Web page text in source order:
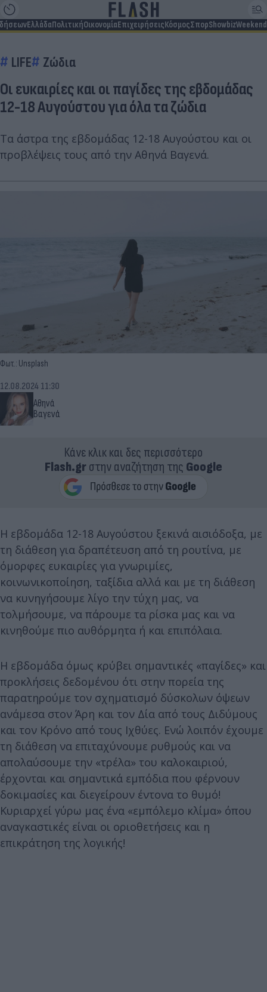
ΕλλάδαΠολιτικήΟικονομίαΕπιχειρήσειςΚόσμοςΣπορShowbizWeekend
LIFE Ζώδια
Οι ευκαιρίες και οι παγίδες της εβδομάδας
12-18 Αυγούστου για όλα τα ζώδια
Τα άστρα της εβδομάδας 12-18 Αυγούστου και οι
προβλέψεις τους από την Αθηνά Βαγενά.
Φωτ.: Unsplash
Αθηνά
Βαγενά
12.08.2024 11:30
Κάνε κλικ και δες περισσότερο
Flash.grστην αναζήτηση της Google
Η εβδομάδα 12-18 Αυγούστου ξεκινά αισιόδοξα, με
τη διάθεση για δραπέτευση από τη ρουτίνα, με
όμορφες ευκαιρίες για γνωριμίες,
κοινωνικοποίηση, ταξίδια αλλά και με τη διάθεση
να κυνηγήσουμε λίγο την τύχη μας, να
τολμήσουμε, να πάρουμε τα ρίσκα μας και να
κινηθούμε πιο αυθόρμητα ή και επιπόλαια.
Η εβδομάδα όμως κρύβει σημαντικές «παγίδες» και
προκλήσεις δεδομένου ότι στην πορεία της
παρατηρούμε τον σχηματισμό δύσκολων όψεων
ανάμεσα στον Άρη και τον Δία από τους Διδύμους
και τον Κρόνο από τους Ιχθύες. Ενώ λοιπόν έχουμε
τη διάθεση να επιταχύνουμε ρυθμούς και να
απολαύσουμε την «τρέλα» του καλοκαιριού,
έρχονται και σημαντικά εμπόδια που φέρνουν
δοκιμασίες και διεγείρουν έντονα το θυμό!
Κυριαρχεί γύρω μας ένα «εμπόλεμο κλίμα» όπου
αναγκαστικές είναι οι οριοθετήσεις και η
επικράτηση της λογικής!